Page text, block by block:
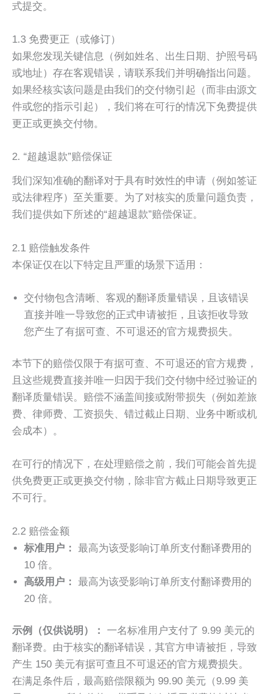
式提交。
1.3 免费更正（或修订）
如果您发现关键信息（例如姓名、出生日期、护照号码
或地址）存在客观错误，请联系我们并明确指出问题。
如果经核实该问题是由我们的交付物引起（而非由源文
件或您的指示引起），我们将在可行的情况下免费提供
更正或更换交付物。
2. “超越退款”赔偿保证
我们深知准确的翻译对于具有时效性的申请（例如签证
或法律程序）至关重要。为了对核实的质量问题负责，
我们提供如下所述的“超越退款”赔偿保证。
2.1 赔偿触发条件
本保证仅在以下特定且严重的场景下适用：
交付物包含清晰、客观的翻译质量错误，且该错误
直接并唯一导致您的正式申请被拒，且该拒收导致
您产生了有据可查、不可退还的官方规费损失。
本节下的赔偿仅限于有据可查、不可退还的官方规费，
且这些规费直接并唯一归因于我们交付物中经过验证的
翻译质量错误。赔偿不涵盖间接或附带损失（例如差旅
费、律师费、工资损失、错过截止日期、业务中断或机
会成本）。
在可行的情况下，在处理赔偿之前，我们可能会首先提
供免费更正或更换交付物，除非官方截止日期导致更正
不可行。
2.2 赔偿金额
标准用户：
最高为该受影响订单所支付翻译费用的
10 倍。
高级用户：
最高为该受影响订单所支付翻译费用的
20 倍。
示例（仅供说明）：
一名标准用户支付了 9.99 美元的
翻译费。由于核实的翻译错误，其官方申请被拒，导致
产生 150 美元有据可查且不可退还的官方规费损失。
在满足条件后，最高赔偿限额为 99.90 美元（9.99 美